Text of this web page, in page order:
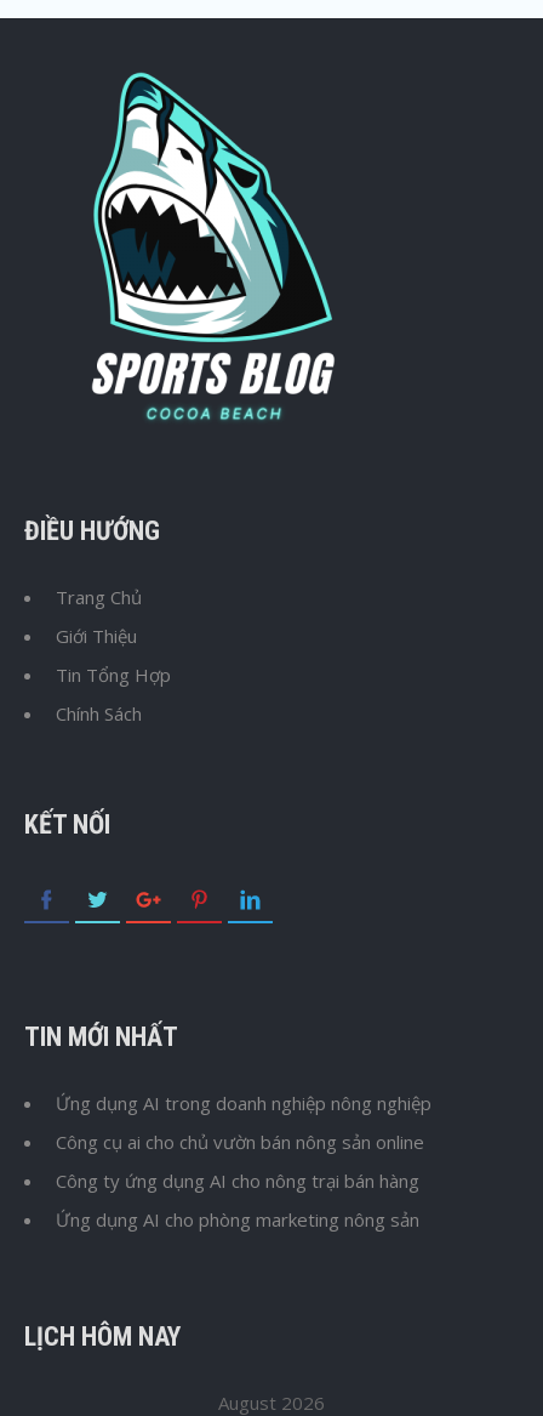
ĐIỀU HƯỚNG
Trang Chủ
Giới Thiệu
Tin Tổng Hợp
Chính Sách
KẾT NỐI
TIN MỚI NHẤT
Ứng dụng AI trong doanh nghiệp nông nghiệp
Công cụ ai cho chủ vườn bán nông sản online
Công ty ứng dụng AI cho nông trại bán hàng
Ứng dụng AI cho phòng marketing nông sản
LỊCH HÔM NAY
August 2026